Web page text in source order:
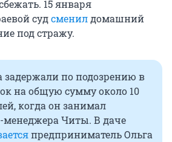
15 января
судсменилдомашний
под стражу.
задержали по подозрению в
на общую сумму около 10
когда он занимал
менеджера Читы. В даче
предприниматель Ольга